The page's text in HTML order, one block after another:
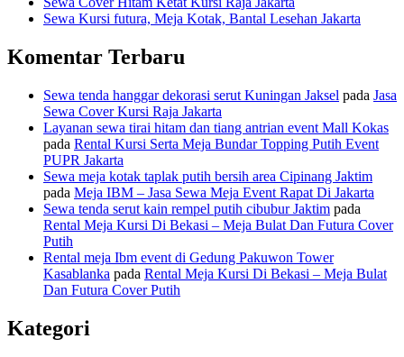
Sewa Kursi futura, Meja Kotak, Bantal Lesehan Jakarta
Komentar Terbaru
Sewa tenda hanggar dekorasi serut Kuningan Jaksel pada Jasa
Sewa Cover Kursi Raja Jakarta
Layanan sewa tirai hitam dan tiang antrian event Mall Kokas
pada Rental Kursi Serta Meja Bundar Topping Putih Event
PUPR Jakarta
Sewa meja kotak taplak putih bersih area Cipinang Jaktim
pada Meja IBM – Jasa Sewa Meja Event Rapat Di Jakarta
Sewa tenda serut kain rempel putih cibubur Jaktim pada
Rental Meja Kursi Di Bekasi – Meja Bulat Dan Futura Cover
Putih
Rental meja Ibm event di Gedung Pakuwon Tower
Kasablanka pada Rental Meja Kursi Di Bekasi – Meja Bulat
Dan Futura Cover Putih
Kategori